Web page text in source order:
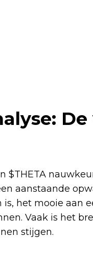
$THETA
aanstaande
is, het mooie
Vaak is het
stijgen.